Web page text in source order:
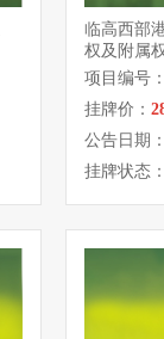
临高西部
权及附属
项目编号
挂牌价：
公告日期
挂牌状态